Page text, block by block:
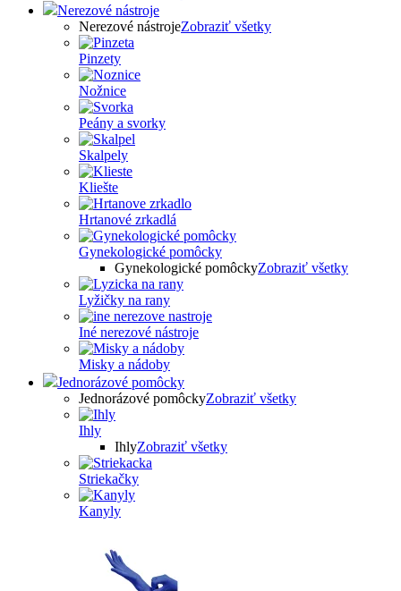
Nerezové nástroje
Nerezové nástrojeZobraziť všetky
Pinzety
Nožnice
Peány a svorky
Skalpely
Kliešte
Hrtanové zrkadlá
Gynekologické pomôcky
Gynekologické pomôckyZobraziť všetky
Lyžičky na rany
Iné nerezové nástroje
Misky a nádoby
Jednorázové pomôcky
Jednorázové pomôckyZobraziť všetky
Ihly
IhlyZobraziť všetky
Striekačky
Kanyly